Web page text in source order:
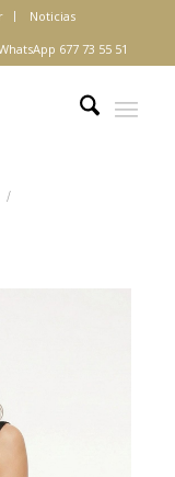
Noticias
677 73 55 51
/